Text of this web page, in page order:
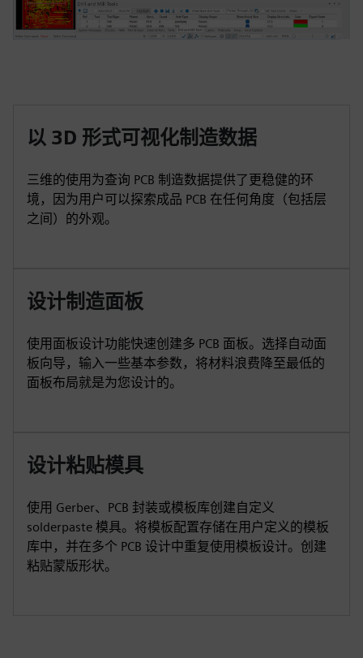
以 3D 形式可视化制造数据
三维的使用为查询 PCB 制造数据提供了更稳健的环
境，因为用户可以探索成品 PCB 在任何角度（包括层
之间）的外观。
设计制造面板
使用面板设计功能快速创建多 PCB 面板。选择自动面
板向导，输入一些基本参数，将材料浪费降至最低的
面板布局就是为您设计的。
设计粘贴模具
使用 Gerber、PCB 封装或模板库创建自定义
solderpaste 模具。将模板配置存储在用户定义的模板
库中，并在多个 PCB 设计中重复使用模板设计。创建
粘贴蒙版形状。